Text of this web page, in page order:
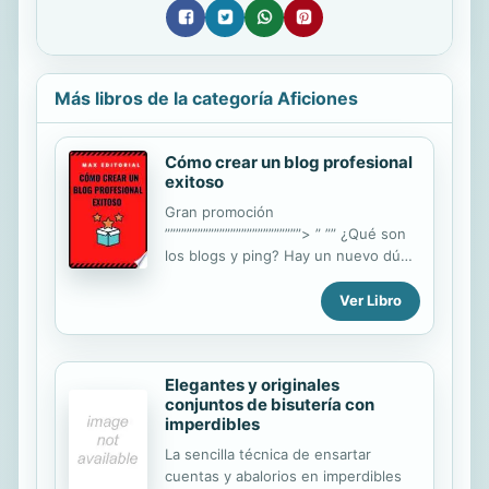
Más libros de la categoría Aficiones
Cómo crear un blog profesional
exitoso
Gran promoción
”””””””””””””””””””””””””> ” ”” ¿Qué son
los blogs y ping? Hay un nuevo dúo
pinging. No es un nuevo equipo de
comedia o incluso un grupo de
atraer a los visitantes a su sitio y
ganar más dinero. Bloguear y hacer
ping es una herramienta de
marketing que puede hacer que
cualquier persona sea un propietario
viable de los sitios web.
Ver Libro
Elegantes y originales
conjuntos de bisutería con
imperdibles
La sencilla técnica de ensartar
cuentas y abalorios en imperdibles